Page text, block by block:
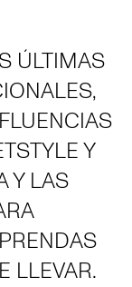
ÚLTIMAS
Y
Y LAS
LLEVAR.